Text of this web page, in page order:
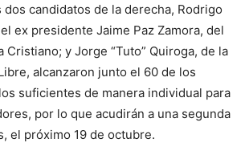
candidatos de la derecha, Rodrigo
ex presidente Jaime Paz Zamora, del
Cristiano; y Jorge “Tuto” Quiroga, de la
alcanzaron junto el 60 de los
suficientes de manera individual para
por lo que acudirán a una segunda
el próximo 19 de octubre.